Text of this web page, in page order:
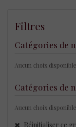
Filtres
Catégories de
Aucun choix
Catégories de
Aucun choix
Réinitialiser ce